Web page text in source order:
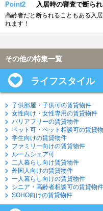
Point2 入居時の審査で断ら
高齢者だと断られることもある入
れます！
その他の特集一覧
ライフスタイル
子供部屋・子供可の賃貸物件
女性向け・女性専用の賃貸物件
バリアフリーの賃貸物件
ペット可・ペット相談可の賃貸
学生向けの賃貸物件
ファミリー向けの賃貸物件
ルームシェア可
二人暮らし向け賃貸物件
外国人向けの賃貸物件
一人暮らし向けの賃貸物件
シニア・高齢者相談可の賃貸物件
SOHO向けの賃貸物件